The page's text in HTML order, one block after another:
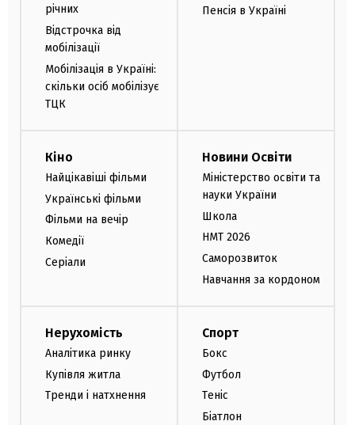
річних
Відстрочка від
мобілізації
Мобілізація в Україні:
скільки осіб мобілізує
ТЦК
Пенсія в Україні
Кіно
Найцікавіші фільми
Українські фільми
Фільми на вечір
Комедії
Серіали
Новини Освіти
Міністерство освіти та
науки України
Школа
НМТ 2026
Саморозвиток
Навчання за кордоном
Нерухомість
Аналітика ринку
Купівля житла
Тренди і натхнення
Спорт
Бокс
Футбол
Теніс
Біатлон